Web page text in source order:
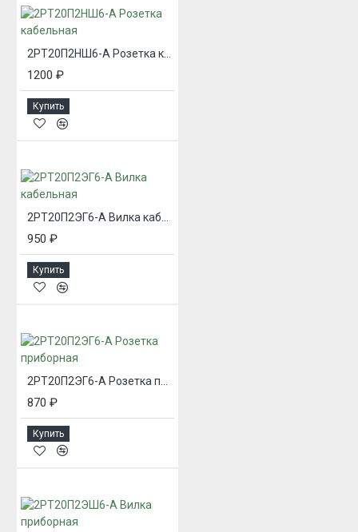
2РТ20П2НШ6-А Розетка кабельная
1200 ₽
Купить
2РТ20П2ЭГ6-А Вилка кабельная
950 ₽
Купить
870 ₽
Купить